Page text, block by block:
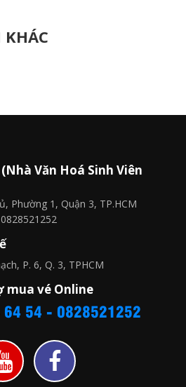
Văn Hoá Sinh Viên
Phường 1, Quận 3, TP.HCM
P. 6, Q. 3, TPHCM
mua vé Online
54 - 0828521252